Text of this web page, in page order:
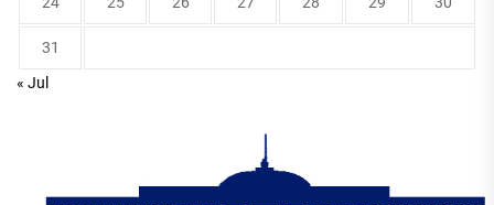
31
« Jul